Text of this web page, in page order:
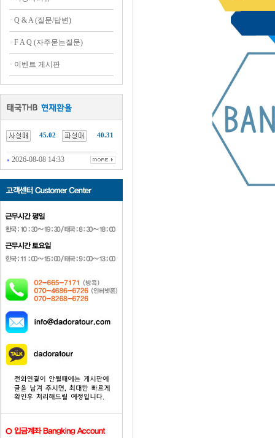
· Q & A (질문/답변)
· F A Q (자주묻는질문)
· 이벤트 게시판
45.02 40.31
2026-08-08 14:33